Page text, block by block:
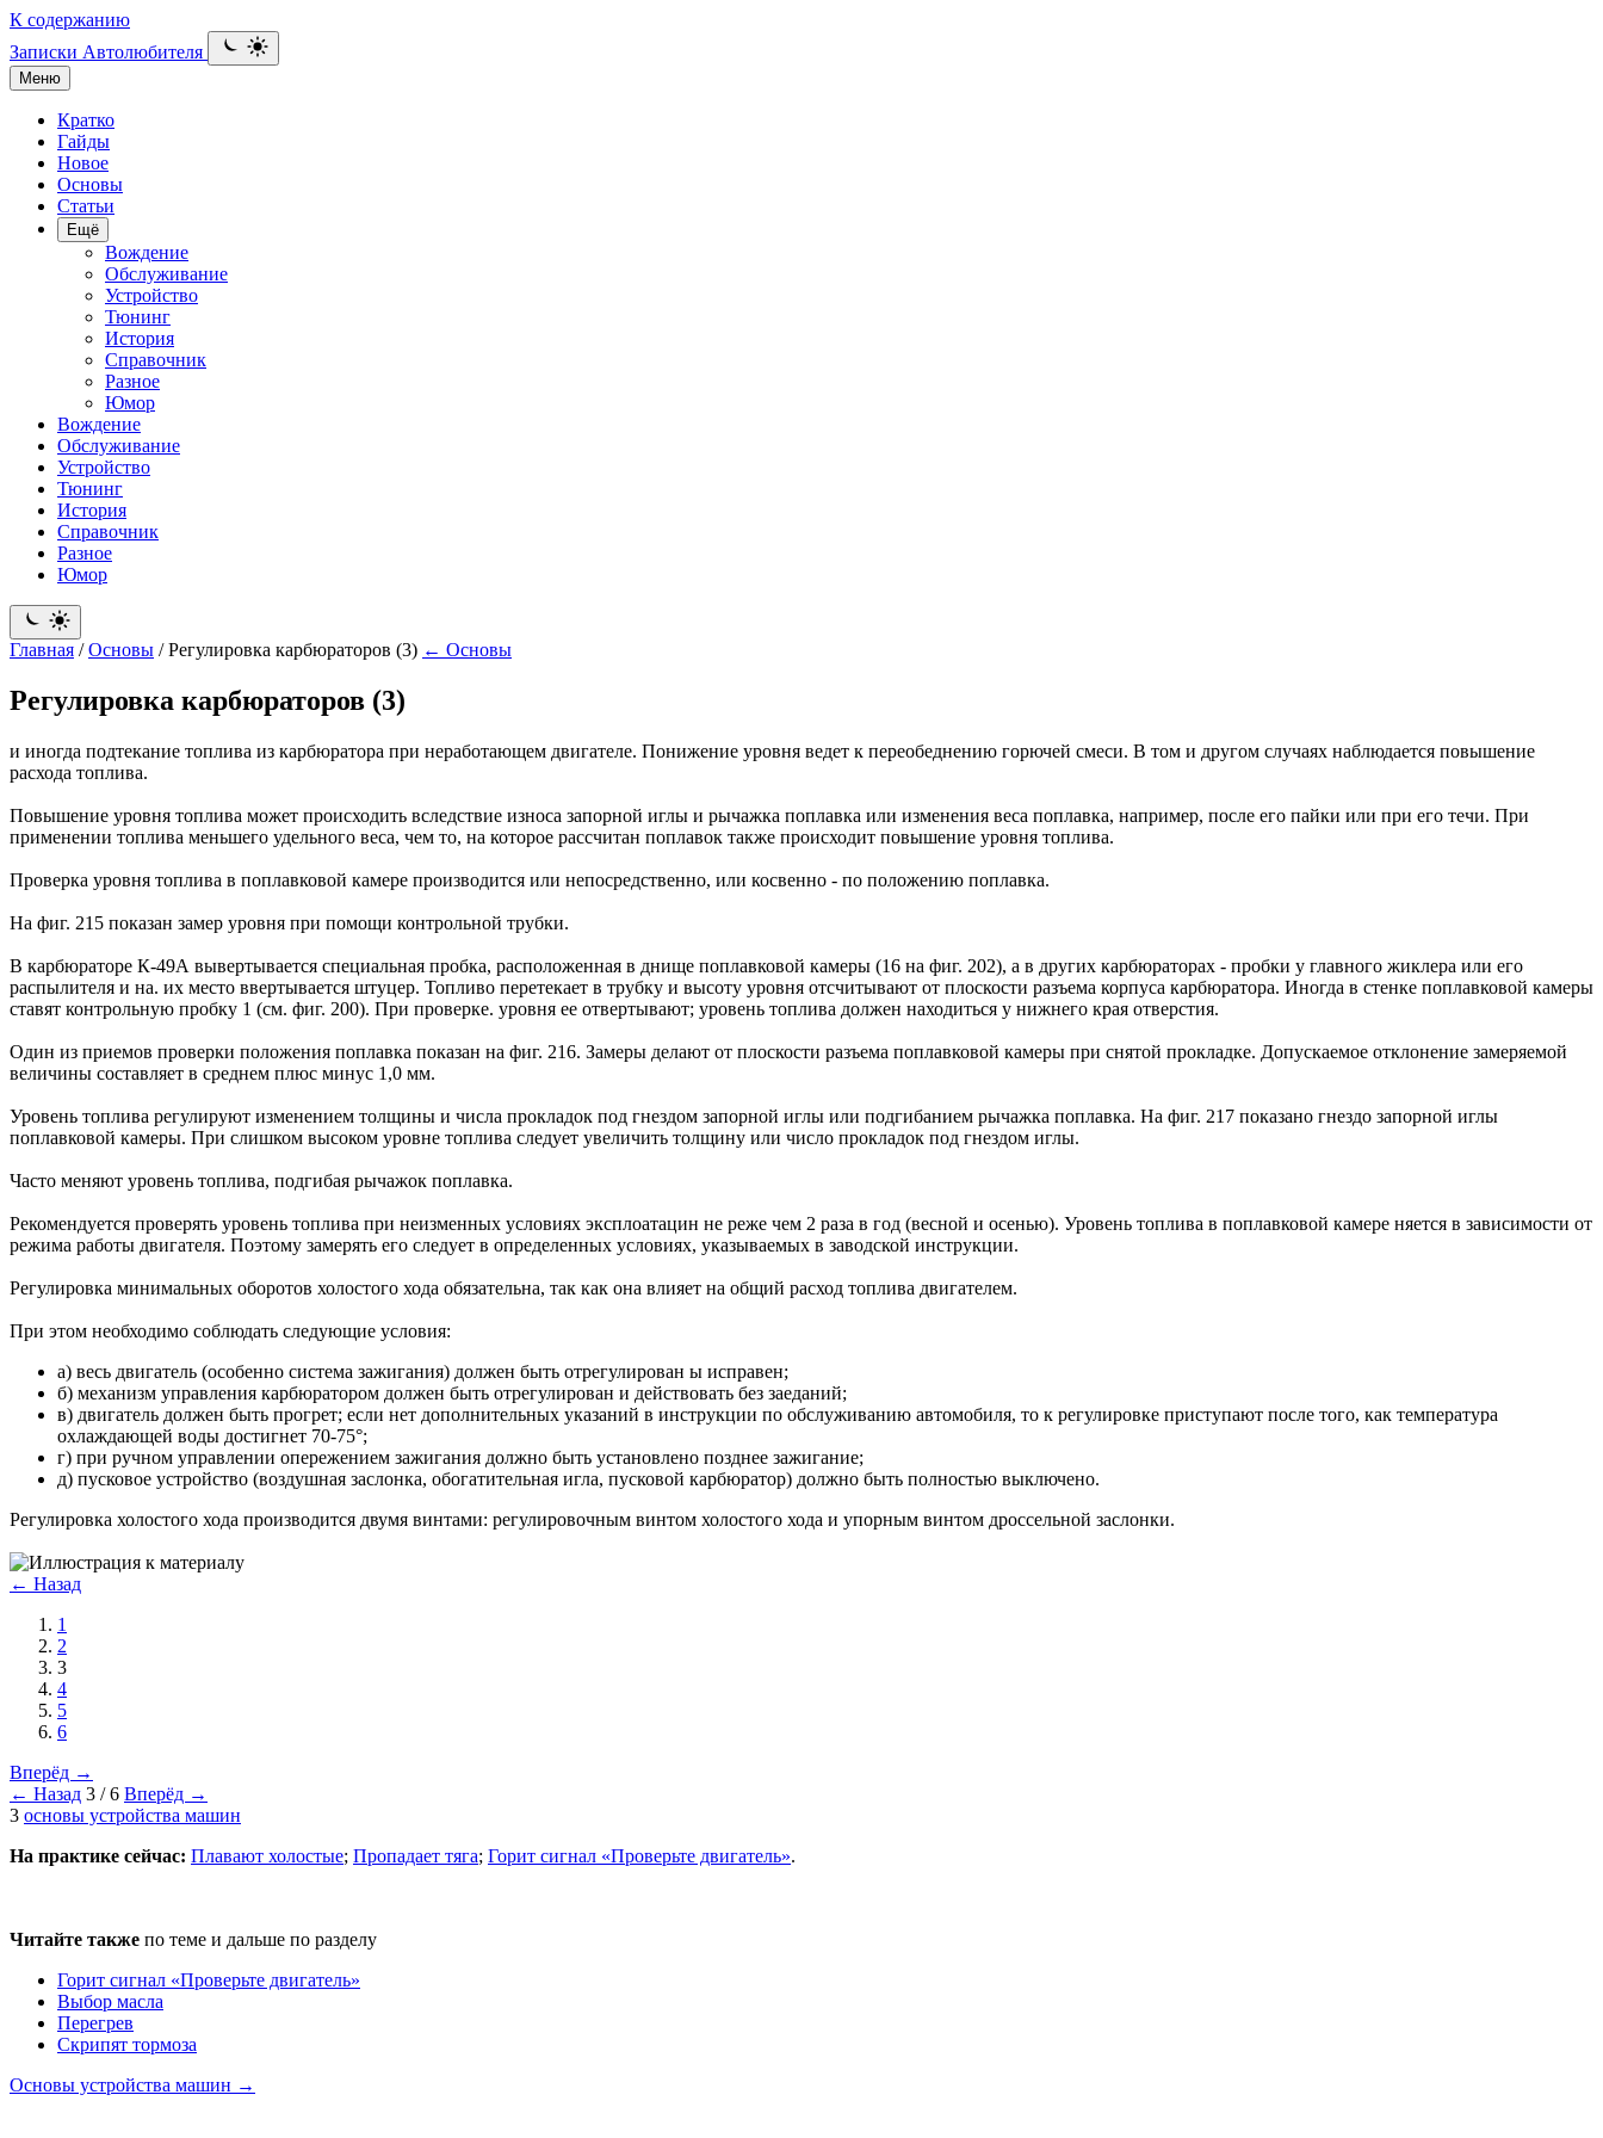
К содержанию
Записки Автолюбителя
Меню
Кратко
Гайды
Новое
Основы
Статьи
Ещё
Вождение
Обслуживание
Устройство
Тюнинг
История
Справочник
Разное
Юмор
Вождение
Обслуживание
Устройство
Тюнинг
История
Справочник
Разное
Юмор
Главная / Основы / Регулировка карбюраторов (3) ← Основы
Регулировка карбюраторов (3)
и иногда подтекание топлива из карбюратора при неработающем двигателе. Понижение уровня ведет к переобеднению горючей смеси. В том и другом случаях наблюдается повышение
расхода топлива.
Повышение уровня топлива может происходить вследствие износа запорной иглы и рычажка поплавка или изменения веса поплавка, например, после его пайки или при его течи. При
применении топлива меньшего удельного веса, чем то, на которое рассчитан поплавок также происходит повышение уровня топлива.
Проверка уровня топлива в поплавковой камере производится или непосредственно, или косвенно - по положению поплавка.
На фиг. 215 показан замер уровня при помощи контрольной трубки.
В карбюраторе К-49А вывертывается специальная пробка, расположенная в днище поплавковой камеры (16 на фиг. 202), а в других карбюраторах - пробки у главного жиклера или его
распылителя и на. их место ввертывается штуцер. Топливо перетекает в трубку и высоту уровня отсчитывают от плоскости разъема корпуса карбюратора. Иногда в стенке поплавковой камеры
ставят контрольную пробку 1 (см. фиг. 200). При проверке. уровня ее отвертывают; уровень топлива должен находиться у нижнего края отверстия.
Один из приемов проверки положения поплавка показан на фиг. 216. Замеры делают от плоскости разъема поплавковой камеры при снятой прокладке. Допускаемое отклонение замеряемой
величины составляет в среднем плюс минус 1,0 мм.
Уровень топлива регулируют изменением толщины и числа прокладок под гнездом запорной иглы или подгибанием рычажка поплавка. На фиг. 217 показано гнездо запорной иглы
поплавковой камеры. При слишком высоком уровне топлива следует увеличить толщину или число прокладок под гнездом иглы.
Часто меняют уровень топлива, подгибая рычажок поплавка.
Рекомендуется проверять уровень топлива при неизменных условиях эксплоатацин не реже чем 2 раза в год (весной и осенью). Уровень топлива в поплавковой камере няется в зависимости от
режима работы двигателя. Поэтому замерять его следует в определенных условиях, указываемых в заводской инструкции.
Регулировка минимальных оборотов холостого хода обязательна, так как она влияет на общий расход топлива двигателем.
При этом необходимо соблюдать следующие условия:
а) весь двигатель (особенно система зажигания) должен быть отрегулирован ы исправен;
б) механизм управления карбюратором должен быть отрегулирован и действовать без заеданий;
в) двигатель должен быть прогрет; если нет дополнительных указаний в инструкции по обслуживанию автомобиля, то к регулировке приступают после того, как температура
охлаждающей воды достигнет 70-75°;
г) при ручном управлении опережением зажигания должно быть установлено позднее зажигание;
д) пусковое устройство (воздушная заслонка, обогатительная игла, пусковой карбюратор) должно быть полностью выключено.
Регулировка холостого хода производится двумя винтами: регулировочным винтом холостого хода и упорным винтом дроссельной заслонки.
← Назад
1
2
3
4
5
6
Вперёд →
← Назад 3 / 6 Вперёд →
3 основы устройства машин
На практике сейчас: Плавают холостые; Пропадает тяга; Горит сигнал «Проверьте двигатель».
Читайте также по теме и дальше по разделу
Горит сигнал «Проверьте двигатель»
Выбор масла
Перегрев
Скрипят тормоза
Основы устройства машин →